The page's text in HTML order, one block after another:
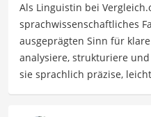
Als Linguistin bei
sprachwissenschaftliches
ausgeprägten Sinn für
analysiere, strukturiere
sie sprachlich präzise,